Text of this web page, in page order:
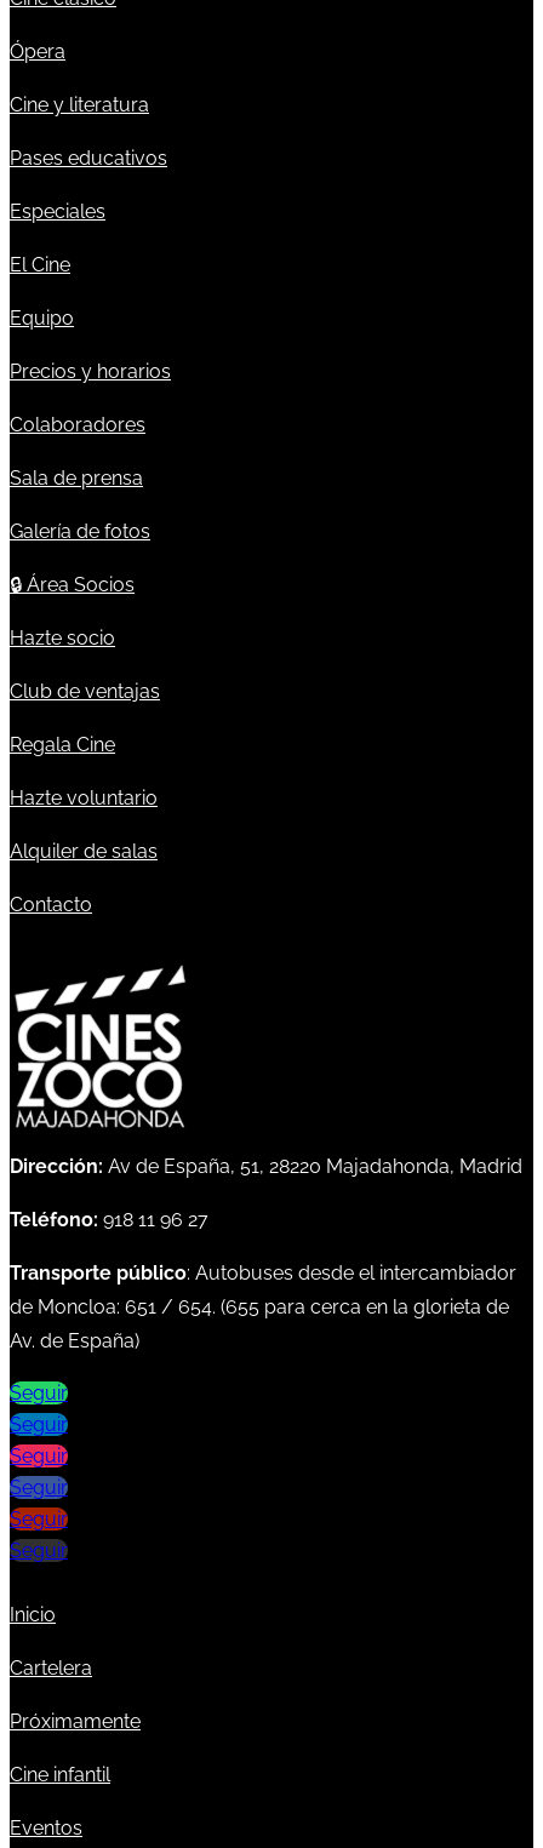
Ópera
Cine y literatura
Pases educativos
Especiales
El Cine
Equipo
Precios y horarios
Colaboradores
Sala de prensa
Galería de fotos
🔒 Área Socios
Hazte socio
Club de ventajas
Regala Cine
Hazte voluntario
Alquiler de salas
Contacto
Dirección: Av de España, 51, 28220 Majadahonda, Madrid
Teléfono: 918 11 96 27
Transporte público: Autobuses desde el intercambiador
de Moncloa: 651 / 654. (655 para cerca en la glorieta de
Av. de España)
Seguir
Seguir
Seguir
Seguir
Seguir
Seguir
Inicio
Cartelera
Próximamente
Cine infantil
Eventos